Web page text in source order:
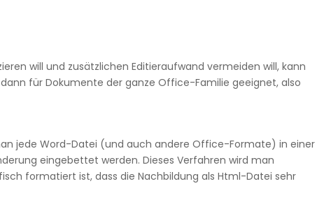
will und zusätzlichen Editieraufwand vermeiden will, kann
für Dokumente der ganze Office-Familie geeignet, also
jede Word-Datei (und auch andere Office-Formate) in einer
eingebettet werden. Dieses Verfahren wird man
formatiert ist, dass die Nachbildung als Html-Datei sehr